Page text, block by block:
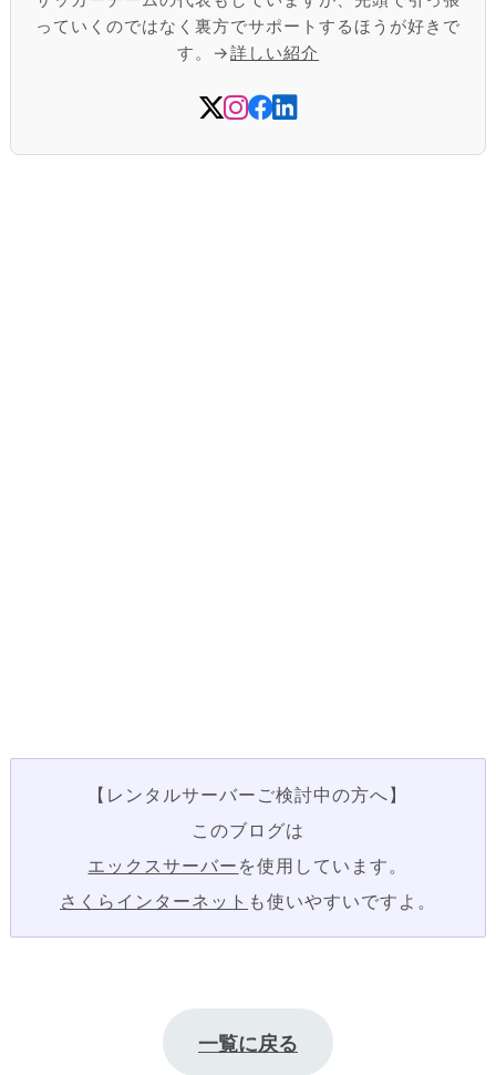
っていくのではなく裏方でサポートするほうが好きで
す。→詳しい紹介
【レンタルサーバーご検討中の方へ】
このブログは
エックスサーバー を使用しています。
さくらインターネット も使いやすいですよ。
一覧に戻る